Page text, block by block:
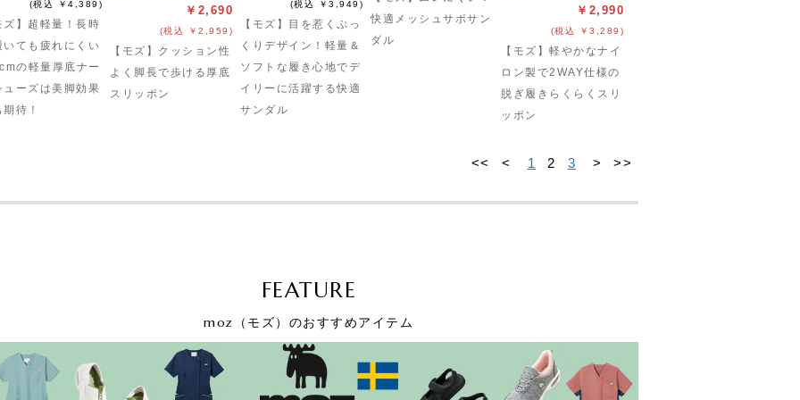
(税込 ￥4,389)
ズ】超軽量！長時
いても疲れにくい
の軽量厚底ナー
ューズは美脚効果
待！
￥2,690
(税込 ￥2,959)
【モズ】クッション性
よく脚長で歩ける厚底
スリッポン
(税込 ￥3,949)
【モズ】目を惹くぷっ
くりデザイン！軽量＆
ソフトな履き心地でデ
イリーに活躍する快適
サンダル
快適メッシュサボサン
ダル
￥2,990
(税込 ￥3,289)
【モズ】軽やかなナイ
ロン製で2WAY仕様の
脱ぎ履きらくらくスリ
ッポン
<< < 1 2 3 > >>
FEATURE
moz（モズ）のおすすめアイテム